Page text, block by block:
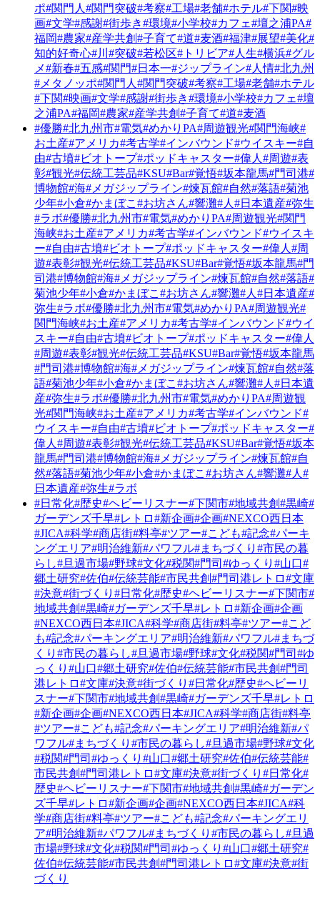
ポ#関門人 #関門突破#考察#工場#老舗#ホテル#下関#映
画#文学#感謝#街歩き#環境#小学校#カフェ#壇之浦PA#
福岡#農家#産学共創#子育て#道#麦酒#福津#展望#美化#
知的好奇心#川 #突破#若松区#トリビア#人生#横浜#グル
メ#新春#五感#関門#日本一#ジップライン#人情#北九州
#メタノッポ#関門人 #関門突破#考察#工場#老舗#ホテル
#下関#映画#文学#感謝#街歩き#環境#小学校#カフェ#壇
之浦PA#福岡#農家#産学共創#子育て#道#麦酒
#優勝#北九州市#電気#めかりPA#周遊観光#関門海峡#
お土産#アメリカ#考古学#インバウンド#ウイスキー#自
由#古墳#ビオトープ#ポッドキャスター#偉人 #周遊#表
彰#観光#伝統工芸品#KSU#Bar#覚悟#坂本龍馬#門司港#
博物館#海#メガジップライン#煉瓦館#自然#落語#菊池
少年#小倉#かまぼこ #お坊さん#響灘#人 #日本遺産#弥生
#ラボ#優勝#北九州市#電気#めかりPA#周遊観光#関門
海峡#お土産#アメリカ#考古学#インバウンド#ウイスキ
ー#自由#古墳#ビオトープ#ポッドキャスター#偉人 #周
遊#表彰#観光#伝統工芸品#KSU#Bar#覚悟#坂本龍馬#門
司港#博物館#海#メガジップライン#煉瓦館#自然#落語#
菊池少年#小倉#かまぼこ #お坊さん#響灘#人 #日本遺産#
弥生#ラボ#優勝#北九州市#電気#めかりPA#周遊観光#
関門海峡#お土産#アメリカ#考古学#インバウンド#ウイ
スキー#自由#古墳#ビオトープ#ポッドキャスター#偉人
#周遊#表彰#観光#伝統工芸品#KSU#Bar#覚悟#坂本龍馬
#門司港#博物館#海#メガジップライン#煉瓦館#自然#落
語#菊池少年#小倉#かまぼこ #お坊さん#響灘#人 #日本遺
産#弥生#ラボ#優勝#北九州市#電気#めかりPA#周遊観
光#関門海峡#お土産#アメリカ#考古学#インバウンド#
ウイスキー#自由#古墳#ビオトープ#ポッドキャスター#
偉人 #周遊#表彰#観光#伝統工芸品#KSU#Bar#覚悟#坂本
龍馬#門司港#博物館#海#メガジップライン#煉瓦館#自
然#落語#菊池少年#小倉#かまぼこ #お坊さん#響灘#人 #
日本遺産#弥生#ラボ
#日常化#歴史#ヘビーリスナー#下関市#地域共創#黒崎#
ガーデンズ千早#レトロ#新企画#企画#NEXCO西日本
#JICA#科学#商店街#料亭#ツアー#こども#記念#パーキ
ングエリア#明治維新#パワフル#まちづくり #市民の暮
らし#旦過市場#野球#文化#税関#門司 #ゆっくり #山口#
郷土研究#佐伯#伝統芸能#市民共創#門司港レトロ#文庫
#決意#街づくり #日常化#歴史#ヘビーリスナー#下関市#
地域共創#黒崎#ガーデンズ千早#レトロ#新企画#企画
#NEXCO西日本#JICA#科学#商店街#料亭#ツアー#こど
も#記念#パーキングエリア#明治維新#パワフル#まちづ
くり #市民の暮らし#旦過市場#野球#文化#税関#門司 #ゆ
っくり #山口#郷土研究#佐伯#伝統芸能#市民共創#門司
港レトロ#文庫#決意#街づくり #日常化#歴史#ヘビーリ
スナー#下関市#地域共創#黒崎#ガーデンズ千早#レトロ
#新企画#企画#NEXCO西日本#JICA#科学#商店街#料亭
#ツアー#こども#記念#パーキングエリア#明治維新#パ
ワフル#まちづくり #市民の暮らし#旦過市場#野球#文化
#税関#門司 #ゆっくり #山口#郷土研究#佐伯#伝統芸能#
市民共創#門司港レトロ#文庫#決意#街づくり #日常化#
歴史#ヘビーリスナー#下関市#地域共創#黒崎#ガーデン
ズ千早#レトロ#新企画#企画#NEXCO西日本#JICA#科
学#商店街#料亭#ツアー#こども#記念#パーキングエリ
ア#明治維新#パワフル#まちづくり #市民の暮らし#旦過
市場#野球#文化#税関#門司 #ゆっくり #山口#郷土研究#
佐伯#伝統芸能#市民共創#門司港レトロ#文庫#決意#街
づくり